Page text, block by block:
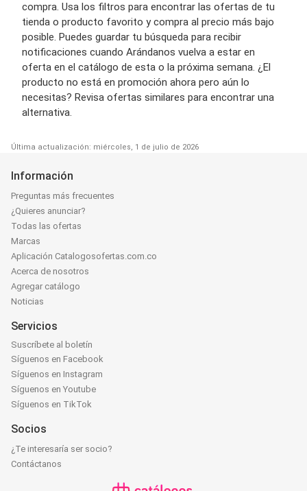
compra. Usa los filtros para encontrar las ofertas de tu
tienda o producto favorito y compra al precio más bajo
posible. Puedes guardar tu búsqueda para recibir
notificaciones cuando Arándanos vuelva a estar en
oferta en el catálogo de esta o la próxima semana. ¿El
producto no está en promoción ahora pero aún lo
necesitas? Revisa ofertas similares para encontrar una
alternativa.
Última actualización: miércoles, 1 de julio de 2026
Información
Preguntas más frecuentes
¿Quieres anunciar?
Todas las ofertas
Marcas
Aplicación Catalogosofertas.com.co
Acerca de nosotros
Agregar catálogo
Noticias
Servicios
Suscríbete al boletín
Síguenos en Facebook
Síguenos en Instagram
Síguenos en Youtube
Síguenos en TikTok
Socios
¿Te interesaría ser socio?
Contáctanos